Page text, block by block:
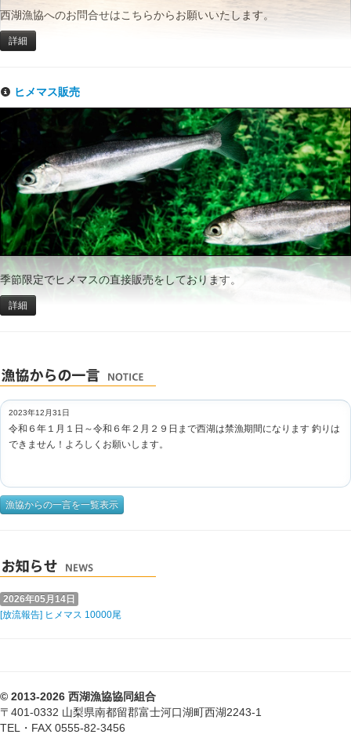
西湖漁協へのお問合せはこちらからお願いいたします。
詳細
ヒメマス販売
季節限定でヒメマスの直接販売をしております。
詳細
2023年12月31日
令和６年１月１日～令和６年２月２９日まで西湖は禁漁期間になります 釣りは
できません！よろしくお願いします。
漁協からの一言を一覧表示
2026年05月14日
[放流報告] ヒメマス 10000尾
© 2013-2026 西湖漁協協同組合
〒401-0332 山梨県南都留郡富士河口湖町西湖2243-1
TEL・FAX 0555-82-3456